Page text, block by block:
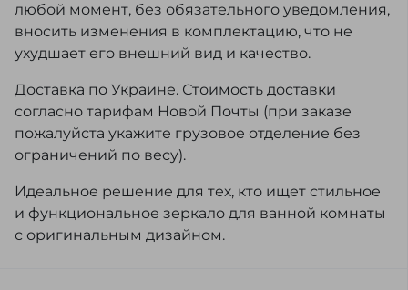
любой момент, без обязательного уведомления,
вносить изменения в комплектацию, что не
ухудшает его внешний вид и качество.
Доставка по Украине. Стоимость доставки
согласно тарифам Новой Почты (при заказе
пожалуйста укажите грузовое отделение без
ограничений по весу).
Идеальное решение для тех, кто ищет стильное
и функциональное зеркало для ванной комнаты
с оригинальным дизайном.